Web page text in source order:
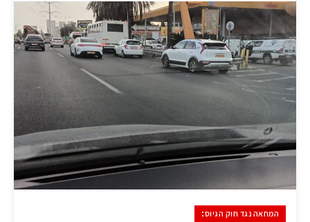
המחאה נגד חוק הגיוס: